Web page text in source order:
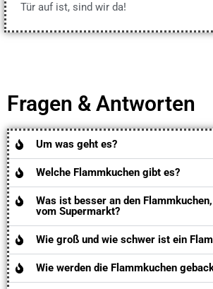
Tür auf ist, sind wir da!
Fragen & Antworten
Um was geht es?
Welche Flammkuchen gibt es?
Was ist besser an den
vom Supermarkt?
Wie groß und wie schwer ist ein
Wie werden die Flammkuchen